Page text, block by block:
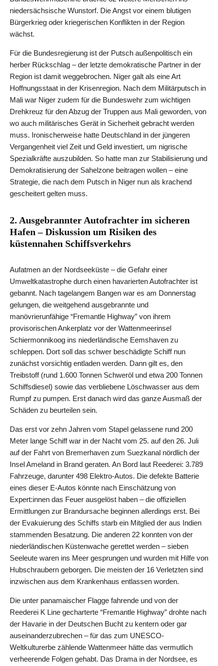
niedersächsische Wunstorf. Die Angst vor einem blutigen
Bürgerkrieg oder kriegerischen Konflikten in der Region
wächst.
Für die Bundesregierung ist der Putsch außenpolitisch ein
herber Rückschlag – der letzte demokratische Partner in der
Region ist damit weggebrochen. Niger galt als eine Art
Hoffnungsstaat in der Krisenregion. Nach dem Militärputsch in
Mali war Niger zudem für die Bundeswehr zum wichtigen
Drehkreuz für den Abzug der Truppen aus Mali geworden, von
wo auch militärisches Gerät in Sicherheit gebracht werden
muss. Ironischerweise hatte Deutschland in der jüngeren
Vergangenheit viel Zeit und Geld investiert, um nigrische
Spezialkräfte auszubilden. So hatte man zur Stabilisierung und
Demokratisierung der Sahelzone beitragen wollen – eine
Strategie, die nach dem Putsch in Niger nun als krachend
gescheitert gelten muss.
2. Ausgebrannter Autofrachter im sicheren
Hafen – Diskussion um Risiken des
küstennahen Schiffsverkehrs
Aufatmen an der Nordseeküste – die Gefahr einer
Umweltkatastrophe durch einen havarierten Autofrachter ist
gebannt. Nach tagelangem Bangen war es am Donnerstag
gelungen, die weitgehend ausgebrannte und
manövrierunfähige “Fremantle Highway” von ihrem
provisorischen Ankerplatz vor der Wattenmeerinsel
Schiermonnikoog ins niederländische Eemshaven zu
schleppen. Dort soll das schwer beschädigte Schiff nun
zunächst vorsichtig entladen werden. Dann gilt es, den
Treibstoff (rund 1.600 Tonnen Schweröl und etwa 200 Tonnen
Schiffsdiesel) sowie das verbliebene Löschwasser aus dem
Rumpf zu pumpen. Erst danach wird das ganze Ausmaß der
Schäden zu beurteilen sein.
Das erst vor zehn Jahren vom Stapel gelassene rund 200
Meter lange Schiff war in der Nacht vom 25. auf den 26. Juli
auf der Fahrt von Bremerhaven zum Suezkanal nördlich der
Insel Ameland in Brand geraten. An Bord laut Reederei: 3.789
Fahrzeuge, darunter 498 Elektro-Autos. Die defekte Batterie
eines dieser E-Autos könnte nach Einschätzung von
Expert:innen das Feuer ausgelöst haben – die offiziellen
Ermittlungen zur Brandursache beginnen allerdings erst. Bei
der Evakuierung des Schiffs starb ein Mitglied der aus Indien
stammenden Besatzung. Die anderen 22 konnten von der
niederländischen Küstenwache gerettet werden – sieben
Seeleute waren ins Meer gesprungen und wurden mit Hilfe von
Hubschraubern geborgen. Die meisten der 16 Verletzten sind
inzwischen aus dem Krankenhaus entlassen worden.
Die unter panamaischer Flagge fahrende und von der
Reederei K Line gecharterte “Fremantle Highway” drohte nach
der Havarie in der Deutschen Bucht zu kentern oder gar
auseinanderzubrechen – für das zum UNESCO-
Weltkulturerbe zählende Wattenmeer hätte das vermutlich
verheerende Folgen gehabt. Das Drama in der Nordsee, es